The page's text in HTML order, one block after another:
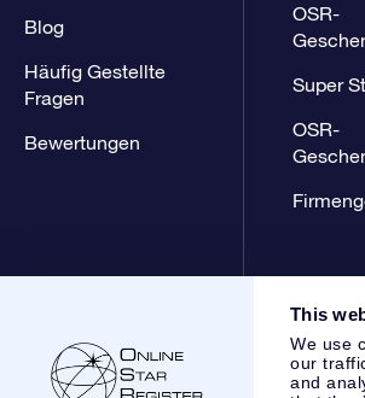
This
We use
our
and
Blog
Häufig Gestellte
Fragen
Bewertungen
OSR-
Super
OSR-